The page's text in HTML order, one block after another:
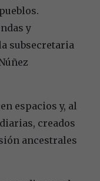
y
subsecretaria
espacios y, al
creados
ancestrales